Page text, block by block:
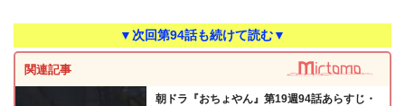
▼次回第94話も続けて読む▼
関連記事
朝ドラ『おちょやん』第19週94話あらすじ・